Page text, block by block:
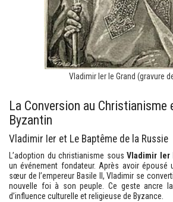
Vladimir Ier le Grand (gravure
La Conversion au Christianisme
Byzantin
Vladimir Ier et Le Baptême de la Russie
L’adoption du christianisme sous Vladimir Ier
un événement fondateur. Après avoir épousé
sœur de l’empereur Basile II, Vladimir se
nouvelle foi à son peuple. Ce geste ancre
d’influence culturelle et religieuse de Byzance.